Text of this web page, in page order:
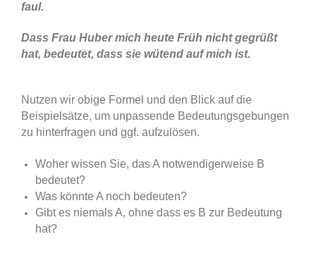
faul.
Dass Frau Huber mich heute Früh nicht gegrüßt
hat, bedeutet, dass sie wütend auf mich ist.
Nutzen wir obige Formel und den Blick auf die
Beispielsätze, um unpassende Bedeutungsgebungen
zu hinterfragen und ggf. aufzulösen.
Woher wissen Sie, das A notwendigerweise B
bedeutet?
Was könnte A noch bedeuten?
Gibt es niemals A, ohne dass es B zur Bedeutung
hat?